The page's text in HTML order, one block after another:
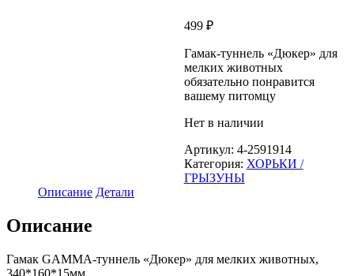
499 ₽
Гамак-туннель «Дюкер» для
мелких животных
обязательно понравится
вашему питомцу
Нет в наличии
Артикул: 4-2591914
Категория: ХОРЬКИ /
ГРЫЗУНЫ
Описание Детали
Описание
Гамак GAMMA-туннель «Дюкер» для мелких животных,
340*160*15мм